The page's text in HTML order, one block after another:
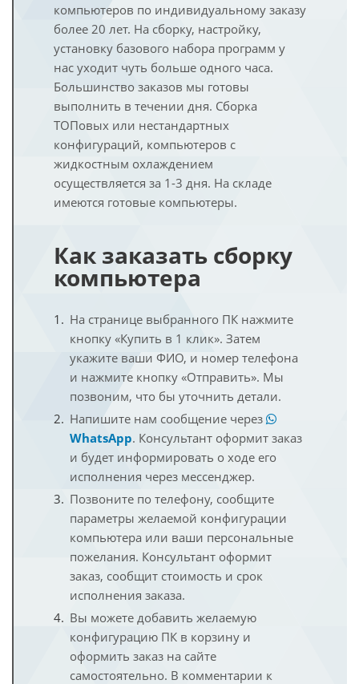
компьютеров по индивидуальному заказу
более 20 лет. На сборку, настройку,
установку базового набора программ у
нас уходит чуть больше одного часа.
Большинство заказов мы готовы
выполнить в течении дня. Сборка
ТОПовых или нестандартных
конфигураций, компьютеров с
жидкостным охлаждением
осуществляется за 1-3 дня. На складе
имеются готовые компьютеры.
Как заказать сборку
компьютера
На странице выбранного ПК нажмите
кнопку «Купить в 1 клик». Затем
укажите ваши ФИО, и номер телефона
и нажмите кнопку «Отправить». Мы
позвоним, что бы уточнить детали.
Напишите нам сообщение через
WhatsApp. Консультант оформит заказ
и будет информировать о ходе его
исполнения через мессенджер.
Позвоните по телефону, сообщите
параметры желаемой конфигурации
компьютера или ваши персональные
пожелания. Консультант оформит
заказ, сообщит стоимость и срок
исполнения заказа.
Вы можете добавить желаемую
конфигурацию ПК в корзину и
оформить заказ на сайте
самостоятельно. В комментарии к